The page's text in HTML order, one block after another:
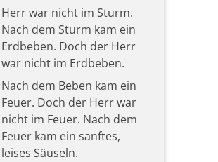
Herr war nicht im Sturm.
Nach dem Sturm kam ein
Erdbeben. Doch der Herr
war nicht im Erdbeben.
Nach dem Beben kam ein
Feuer. Doch der Herr war
nicht im Feuer. Nach dem
Feuer kam ein sanftes,
leises Säuseln.